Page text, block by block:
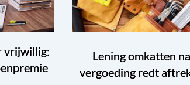
vrijwillig:
Lening omkatten
vergoeding redt